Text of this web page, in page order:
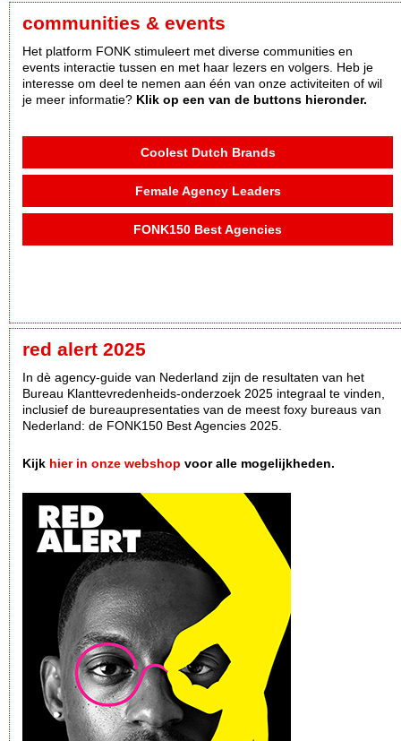
communities & events
Het platform FONK stimuleert met diverse communities en
events interactie tussen en met haar lezers en volgers. Heb je
interesse om deel te nemen aan één van onze activiteiten of wil
je meer informatie? Klik op een van de buttons hieronder.
Coolest Dutch Brands
Female Agency Leaders
FONK150 Best Agencies
red alert 2025
In dè agency-guide van Nederland zijn de resultaten van het
Bureau Klanttevredenheids-onderzoek 2025 integraal te vinden,
inclusief de bureaupresentaties van de meest foxy bureaus van
Nederland: de FONK150 Best Agencies 2025.
Kijk hier in onze webshop voor alle mogelijkheden.